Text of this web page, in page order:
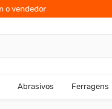
o vendedor
Abrasivos Ferragens